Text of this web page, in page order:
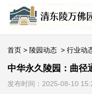
首页 > 陵园动态 > 行业动
中华永久陵园：曲径
发布时间：2025-08-10